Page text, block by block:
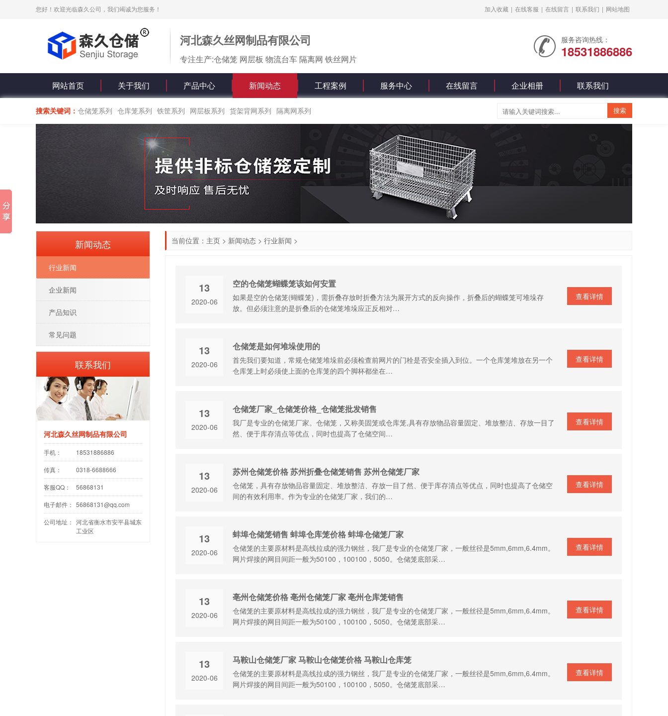
您好！欢迎光临森久公司，我们竭诚为您服务！ 加入收藏 | 在线客服 | 在线留言 | 联系我们 | 网站地图
河北森久丝网制品有限公司
专注生产:仓储笼 网层板 物流台车 隔离网 铁丝网片
服务咨询热线：
18531886886
网站首页 关于我们 产品中心 新闻动态 工程案例 服务中心 在线留言 企业相册 联系我们
搜索关键词： 仓储笼系列 仓库笼系列 铁筐系列 网层板系列 货架背网系列 隔离网系列
当前位置： 主页 > 新闻动态 > 行业新闻 >
13
2020-06
空的仓储笼蝴蝶笼该如何安置
如果是空的仓储笼(蝴蝶笼)，需折叠存放时折叠方法为展开方式的反向操作，折叠后的蝴蝶笼可堆垛存
放。但必须注意的是折叠后的仓储笼堆垛应正反相对…
查看详情
13
2020-06
仓储笼是如何堆垛使用的
首先我们要知道，常规仓储笼堆垛前必须检查前网片的门栓是否安全插入到位。一个仓库笼堆放在另一个
仓库笼上时必须使上面的仓库笼的四个脚杯都坐在…
查看详情
13
2020-06
仓储笼厂家_仓储笼价格_仓储笼批发销售
我厂是专业的仓储笼厂家。仓储笼，又称美固笼或仓库笼,具有存放物品容量固定、堆放整洁、存放一目了
然、便于库存清点等优点，同时也提高了仓储空间…
查看详情
13
2020-06
苏州仓储笼价格 苏州折叠仓储笼销售 苏州仓储笼厂家
仓储笼，具有存放物品容量固定、堆放整洁、存放一目了然、便于库存清点等优点，同时也提高了仓储空
间的有效利用率。作为专业的仓储笼厂家，我们的…
查看详情
13
2020-06
蚌埠仓储笼销售 蚌埠仓库笼价格 蚌埠仓储笼厂家
仓储笼的主要原材料是高线拉成的强力钢丝，我厂是专业的仓储笼厂家，一般丝径是5mm,6mm,6.4mm。
网片焊接的网目间距一般为50100，100100，5050。仓储笼底部采…
查看详情
13
2020-06
亳州仓储笼价格 亳州仓储笼厂家 亳州仓库笼销售
仓储笼的主要原材料是高线拉成的强力钢丝，我厂是专业的仓储笼厂家，一般丝径是5mm,6mm,6.4mm。
网片焊接的网目间距一般为50100，100100，5050。仓储笼底部采…
查看详情
13
2020-06
马鞍山仓储笼厂家 马鞍山仓储笼价格 马鞍山仓库笼
仓储笼的主要原材料是高线拉成的强力钢丝，我厂是专业的仓储笼厂家，一般丝径是5mm,6mm,6.4mm。
网片焊接的网目间距一般为50100，100100，5050。仓储笼底部采…
查看详情
新闻动态
行业新闻
企业新闻
产品知识
常见问题
联系我们
河北森久丝网制品有限公司
手机： 18531886886
传真： 0318-6688666
客服QQ： 56868131
电子邮件： 56868131@qq.com
公司地址： 河北省衡水市安平县城东
工业区